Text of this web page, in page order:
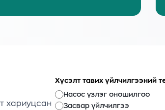
хариуцсан
Хүсэлт тавих үйлчилгээний
Насос үзлэг оношилгоо
Засвар үйлчилгээ